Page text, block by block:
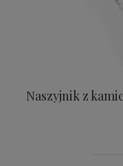
Naszyjnik z